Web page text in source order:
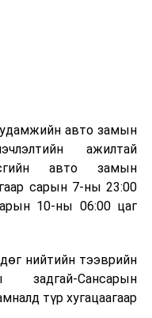
ашиглаж
шаталтын дараа
эрдсийг сэргээн
Өмнөд Солонгос
ашиглаж
шатаах үйлдвэрээс
авах технологи
төвлөрсөн лаг
дулаан, цахилгаан
авто замын
ажилтай
авто замын
сарын 7-ны 23:00
10-ны 06:00 цаг
нийтийн тээврийн
Сансарын
түр хугацаагаар